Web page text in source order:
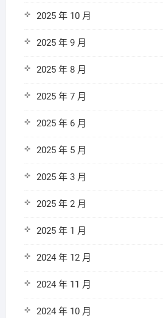
2025 年 10 月
2025 年 9 月
2025 年 8 月
2025 年 7 月
2025 年 6 月
2025 年 5 月
2025 年 3 月
2025 年 2 月
2025 年 1 月
2024 年 12 月
2024 年 11 月
2024 年 10 月